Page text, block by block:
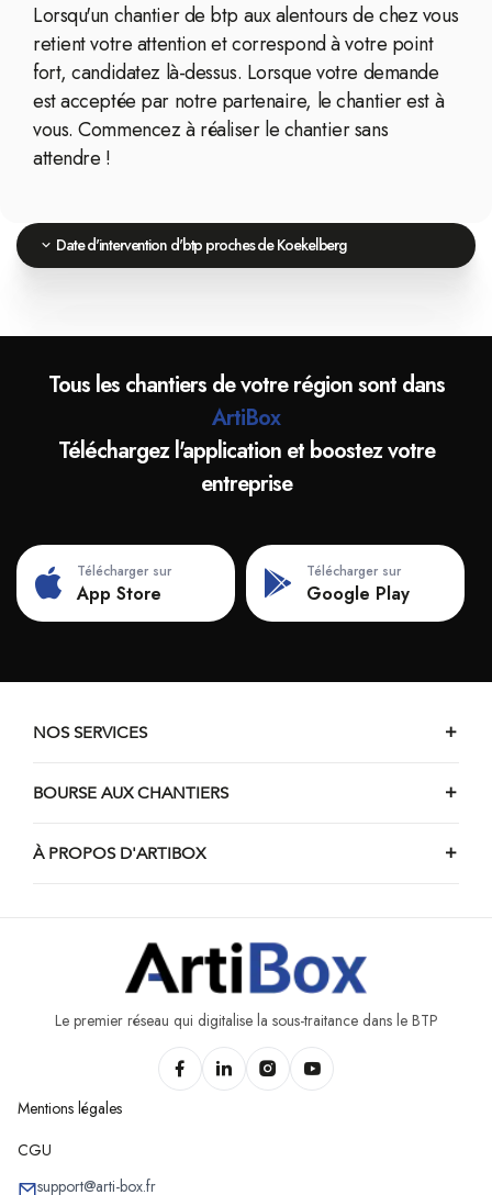
Lorsqu'un chantier de btp aux alentours de chez vous
retient votre attention et correspond à votre point
fort, candidatez là-dessus. Lorsque votre demande
est acceptée par notre partenaire, le chantier est à
vous. Commencez à réaliser le chantier sans
attendre !
Date d'intervention d'btp proches de Koekelberg
Tous les chantiers de votre région sont dans
ArtiBox
Téléchargez l'application et boostez votre
entreprise
Télécharger sur
App Store
Télécharger sur
Google Play
NOS SERVICES
BOURSE AUX CHANTIERS
À PROPOS D'ARTIBOX
Le premier réseau qui digitalise la sous-traitance dans le BTP
Mentions légales
CGU
support@arti-box.fr